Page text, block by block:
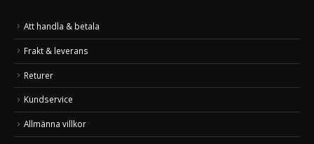
Att handla & betala
Frakt & leverans
Returer
Kundservice
Allmänna villkor